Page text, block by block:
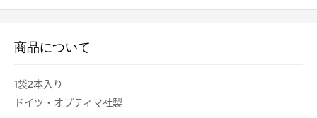
商品について
1袋2本入り
ドイツ・オプティマ社製